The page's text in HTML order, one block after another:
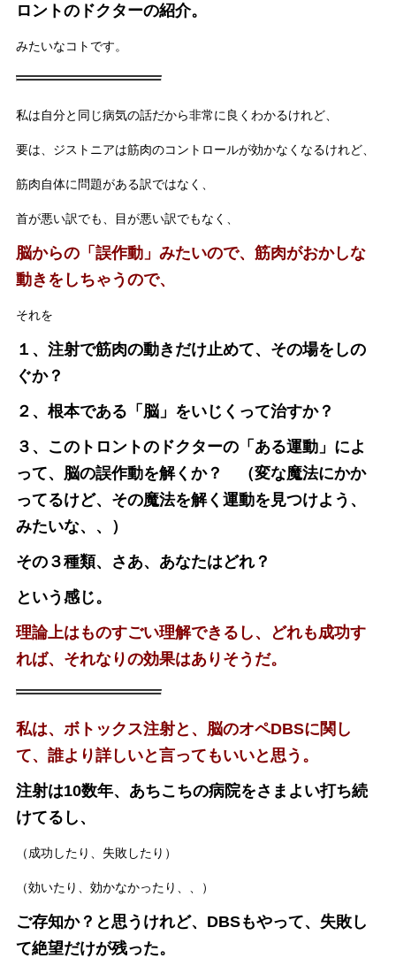
ロントのドクターの紹介。
みたいなコトです。
私は自分と同じ病気の話だから非常に良くわかるけれど、
要は、ジストニアは筋肉のコントロールが効かなくなるけれど、
筋肉自体に問題がある訳ではなく、
首が悪い訳でも、目が悪い訳でもなく、
脳からの「誤作動」みたいので、筋肉がおかしな
動きをしちゃうので、
それを
１、注射で筋肉の動きだけ止めて、その場をしの
ぐか？
２、根本である「脳」をいじくって治すか？
３、このトロントのドクターの「ある運動」によ
って、脳の誤作動を解くか？ （変な魔法にかか
ってるけど、その魔法を解く運動を見つけよう、
みたいな、、）
その３種類、さあ、あなたはどれ？
という感じ。
理論上はものすごい理解できるし、どれも成功す
れば、それなりの効果はありそうだ。
私は、ボトックス注射と、脳のオペDBSに関し
て、誰より詳しいと言ってもいいと思う。
注射は10数年、あちこちの病院をさまよい打ち続
けてるし、
（成功したり、失敗したり）
（効いたり、効かなかったり、、）
ご存知か？と思うけれど、DBSもやって、失敗し
て絶望だけが残った。